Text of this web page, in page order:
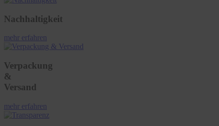
Nachhaltigkeit
mehr erfahren
Verpackung
&
Versand
mehr erfahren